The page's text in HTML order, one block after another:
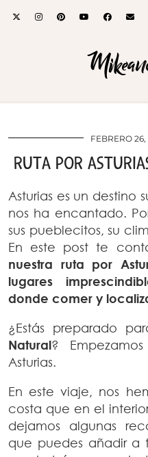
FEBRERO
RUTA POR
Asturias es un destino
nos ha encantado.
sus pueblecitos, su
En este post te
nuestra ruta por
lugares
donde comer y
¿Estás preparado
Natural?
Asturias.
En este viaje, nos
costa que en el
dejamos algunas
que puedes añadir a